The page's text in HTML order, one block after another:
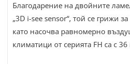
Благодарение на двойните
„3D i-see sensor“, той се грижи
като насочва равномерно
климатици от серията FH са с